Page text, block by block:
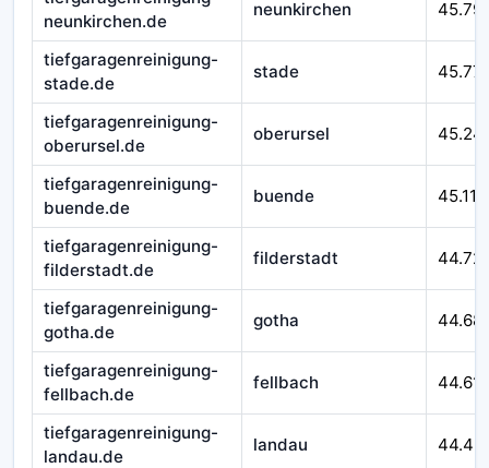
neunkirchen.de
neunkirchen
tiefgaragenreinigung-
stade.de
stade
tiefgaragenreinigung-
oberursel.de
oberursel
tiefgaragenreinigung-
buende.de
buende 45.116
tiefgaragenreinigung-
filderstadt.de
filderstadt 44.721
tiefgaragenreinigung-
gotha.de
gotha
tiefgaragenreinigung-
fellbach.de
fellbach 44.611
tiefgaragenreinigung-
landau.de
landau